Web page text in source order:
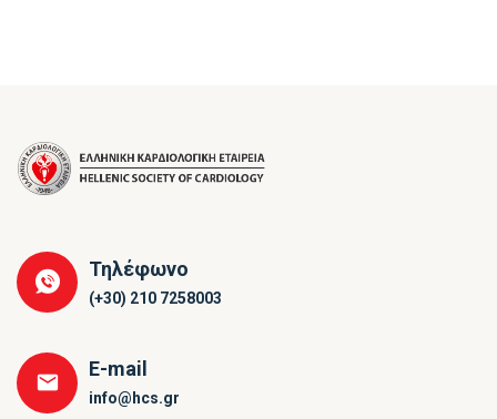
Τηλέφωνο
(+30) 210 7258003
E-mail
info@hcs.gr